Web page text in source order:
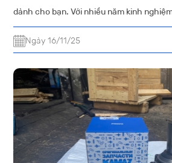
dành cho bạn. Với nhiều năm kinh
phụ tùng chính hãng, chất lượng cao,
cậy của các tài xế, gara sửa chữa và
Ngày 16/11/25